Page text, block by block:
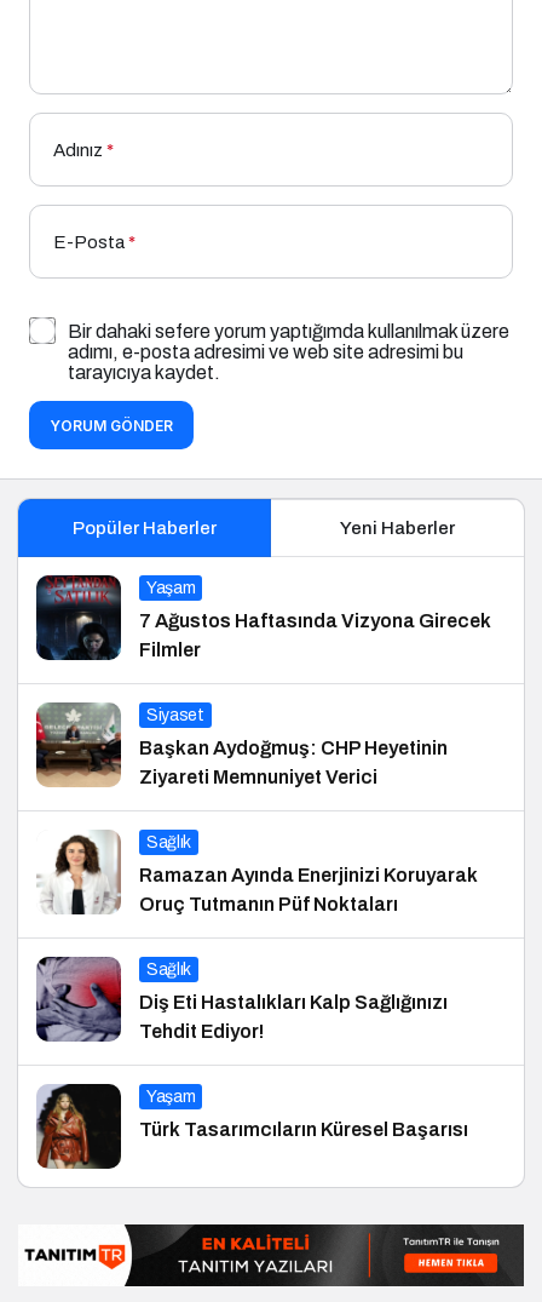
Adınız *
E-Posta*
Bir dahaki sefere yorum yaptığımda kullanılmak üzere
adımı, e-posta adresimi ve web site adresimi bu
tarayıcıya kaydet.
YORUM GÖNDER
Popüler Haberler Yeni Haberler
Yaşam
7 Ağustos Haftasında Vizyona Girecek
Filmler
Siyaset
Başkan Aydoğmuş: CHP Heyetinin
Ziyareti Memnuniyet Verici
Sağlık
Ramazan Ayında Enerjinizi Koruyarak
Oruç Tutmanın Püf Noktaları
Sağlık
Diş Eti Hastalıkları Kalp Sağlığınızı
Tehdit Ediyor!
Yaşam
Türk Tasarımcıların Küresel Başarısı